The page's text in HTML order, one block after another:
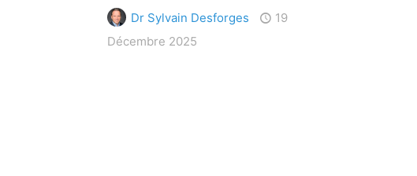
Dr Sylvain Desforges
19
Décembre 2025